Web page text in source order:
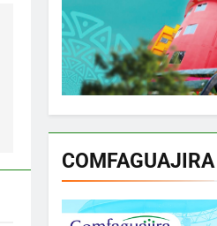
COMFAGUAJIRA